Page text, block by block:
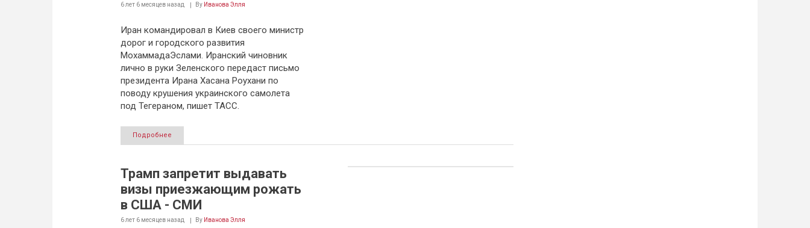
6 лет 6 месяцевназад By Иванова Элля
Иран командировал в Киев своего министр
дорог и городского развития
МохаммадаЭслами. Иранский чиновник
лично в руки Зеленского передаст письмо
президента Ирана Хасана Роухани по
поводу крушения украинского самолета
под Тегераном, пишет ТАСС.
Подробнее
Трамп запретит выдавать
визы приезжающим рожать
в США - СМИ
6 лет 6 месяцевназад By Иванова Элля